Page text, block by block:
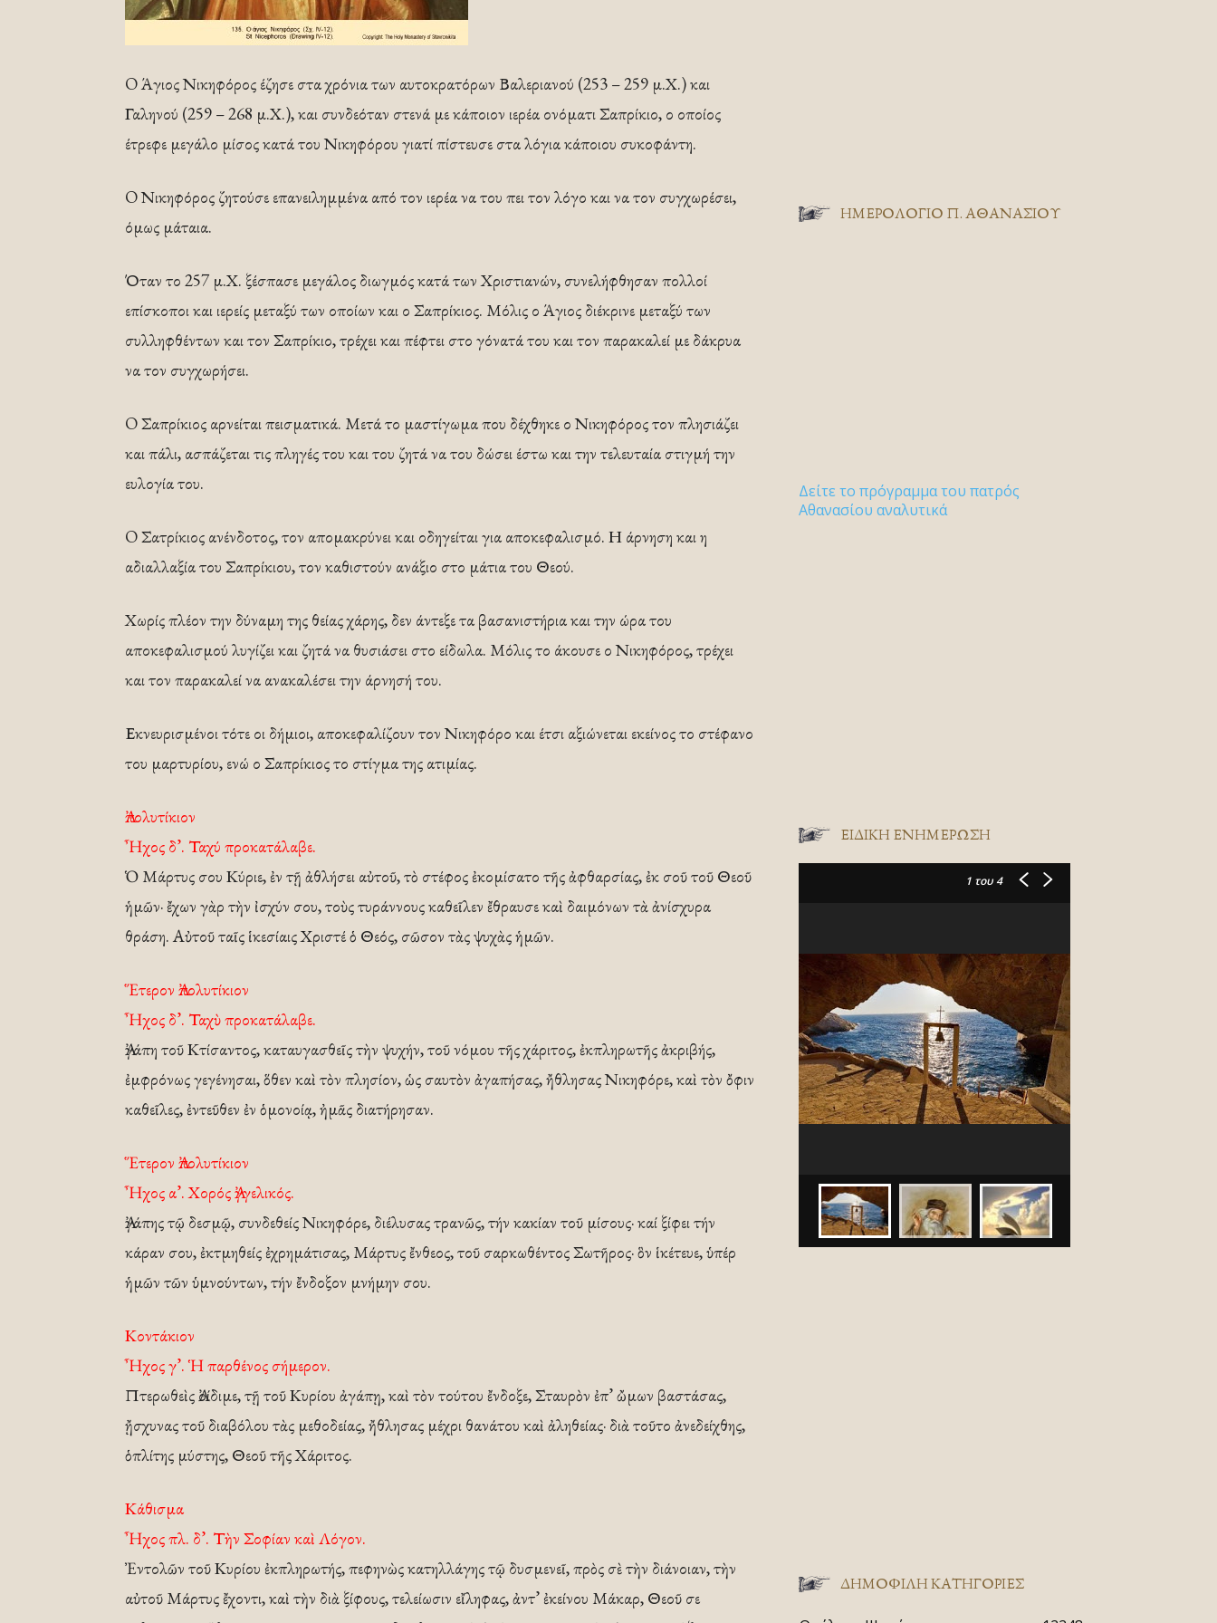
O Άγιος Νικηφόρος έζησε στα χρόνια των αυτοκρατόρων Βαλεριανού (253 – 259 μ.Χ.) και
Γαληνού (259 – 268 μ.Χ.), και συνδεόταν στενά με κάποιον ιερέα ονόματι Σαπρίκιο, ο οποίος
έτρεφε μεγάλο μίσος κατά του Νικηφόρου γιατί πίστευσε στα λόγια κάποιου συκοφάντη.
O Νικηφόρος ζητούσε επανειλημμένα από τον ιερέα να του πει τον λόγο και να τον συγχωρέσει,
όμως μάταια.
Όταν το 257 μ.Χ. ξέσπασε μεγάλος διωγμός κατά των Χριστιανών, συνελήφθησαν πολλοί
επίσκοποι και ιερείς μεταξύ των οποίων και ο Σαπρίκιος. Μόλις ο Άγιος διέκρινε μεταξύ των
συλληφθέντων και τον Σαπρίκιο, τρέχει και πέφτει στο γόνατά του και τον παρακαλεί με δάκρυα
να τον συγχωρήσει.
O Σαπρίκιος αρνείται πεισματικά. Μετά το μαστίγωμα που δέχθηκε ο Νικηφόρος τον πλησιάζει
και πάλι, ασπάζεται τις πληγές του και του ζητά να του δώσει έστω και την τελευταία στιγμή την
ευλογία του.
O Σατρίκιος ανένδοτος, τον απομακρύνει και οδηγείται για αποκεφαλισμό. Η άρνηση και η
αδιαλλαξία του Σαπρίκιου, τον καθιστούν ανάξιο στο μάτια του Θεού.
Χωρίς πλέον την δύναμη της θείας χάρης, δεν άντεξε τα βασανιστήρια και την ώρα του
αποκεφαλισμού λυγίζει και ζητά να θυσιάσει στο είδωλα. Μόλις το άκουσε ο Νικηφόρος, τρέχει
και τον παρακαλεί να ανακαλέσει την άρνησή του.
Εκνευρισμένοι τότε οι δήμιοι, αποκεφαλίζουν τον Νικηφόρο και έτσι αξιώνεται εκείνος το στέφανο
του μαρτυρίου, ενώ ο Σαπρίκιος το στίγμα της ατιμίας.
Ἀπολυτίκιον
Ἦχος δ’. Ταχύ προκατάλαβε.
Ὁ Μάρτυς σου Κύριε, ἐν τῇ ἀθλήσει αὐτοῦ, τὸ στέφος ἐκομίσατο τῆς ἀφθαρσίας, ἐκ σοῦ τοῦ Θεοῦ
ἡμῶν· ἔχων γὰρ τὴν ἰσχύν σου, τοὺς τυράννους καθεῖλεν ἔθραυσε καὶ δαιμόνων τὰ ἀνίσχυρα
θράση. Αὐτοῦ ταῖς ἱκεσίαις Χριστέ ὁ Θεός, σῶσον τὰς ψυχὰς ἡμῶν.
Ἕτερον Ἀπολυτίκιον
Ἦχος δ’. Ταχὺ προκατάλαβε.
Ἀγάπη τοῦ Κτίσαντος, καταυγασθεῖς τὴν ψυχήν, τοῦ νόμου τῆς χάριτος, ἐκπληρωτῆς ἀκριβής,
ἐμφρόνως γεγένησαι, ὅθεν καὶ τὸν πλησίον, ὡς σαυτὸν ἀγαπήσας, ἤθλησας Νικηφόρε, καὶ τὸν ὄφιν
καθεῖλες, ἐντεῦθεν ἐν ὁμονοίᾳ, ἠμᾶς διατήρησαν.
Ἕτερον Ἀπολυτίκιον
Ἦχος α’. Χορός Ἀγγελικός.
Ἀγάπης τῷ δεσμῷ, συνδεθείς Νικηφόρε, διέλυσας τρανῶς, τήν κακίαν τοῦ μίσους· καί ξίφει τήν
κάραν σου, ἐκτμηθείς ἐχρημάτισας, Μάρτυς ἔνθεος, τοῦ σαρκωθέντος Σωτῆρος· ὃν ἱκέτευε, ὑπέρ
ἡμῶν τῶν ὑμνούντων, τήν ἔνδοξον μνήμην σου.
Κοντάκιον
Ἦχος γ’. Ἡ παρθένος σήμερον.
Πτερωθεὶς Ἀοίδιμε, τῇ τοῦ Κυρίου ἀγάπῃ, καὶ τὸν τούτου ἔνδοξε, Σταυρὸν ἐπ’ ὤμων βαστάσας,
ᾔσχυνας τοῦ διαβόλου τὰς μεθοδείας, ἤθλησας μέχρι θανάτου καὶ ἀληθείας· διὰ τοῦτο ἀνεδείχθης,
ὁπλίτης μύστης, Θεοῦ τῆς Χάριτος.
Κάθισμα
Ἦχος πλ. δ’. Τὴν Σοφίαν καὶ Λόγον.
Ἐντολῶν τοῦ Κυρίου ἐκπληρωτής, πεφηνὼς κατηλλάγης τῷ δυσμενεῖ, πρὸς σὲ τὴν διάνοιαν, τὴν
αὐτοῦ Μάρτυς ἔχοντι, καὶ τὴν διὰ ξίφους, τελείωσιν εἴληφας, ἀντ’ ἐκείνου Μάκαρ, Θεοῦ σε
ΗΜΕΡΟΛΟΓΙΟ Π. ΑΘΑΝΑΣΙΟΥ
Δείτε το πρόγραμμα του πατρός
Αθανασίου αναλυτικά
ΕΙΔΙΚΉ ΕΝΗΜΈΡΩΣΗ
1 του 4
ΔΗΜΟΦΙΛΗ ΚΑΤΗΓΟΡΙΕΣ